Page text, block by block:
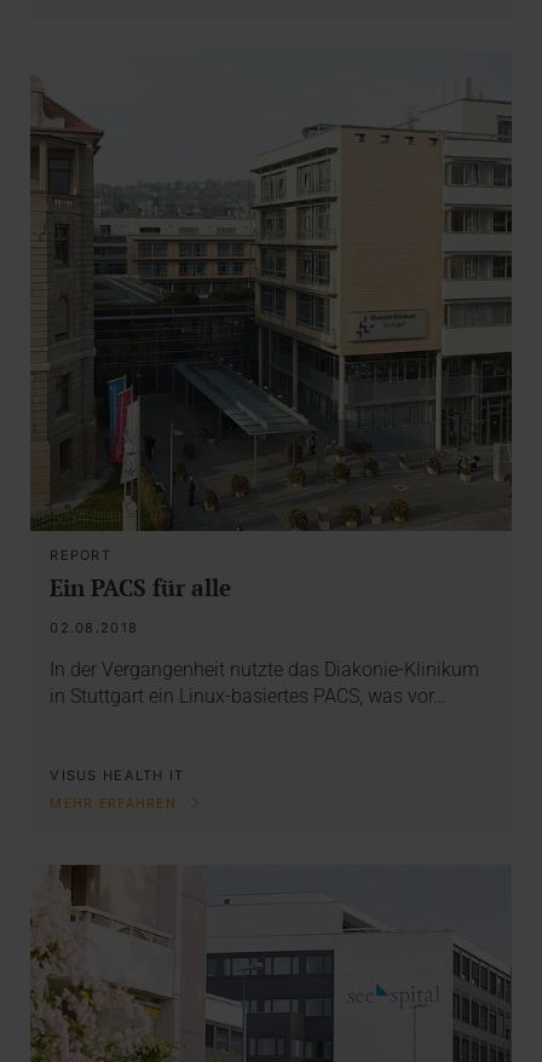
REPORT
Ein PACS für alle
02.08.2018
In der Vergangenheit nutzte das Diakonie-Klinikum
in Stuttgart ein Linux-basiertes PACS, was vor…
VISUS HEALTH IT
MEHR ERFAHREN